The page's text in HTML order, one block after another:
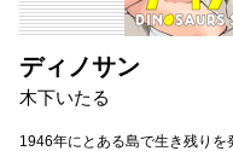
ディノサン
木下いたる
1946年にとある島で生き残りを